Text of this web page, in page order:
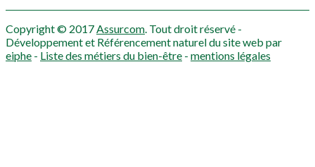
Copyright © 2017Assurcom. Tout droit réservé -
Développement et Référencement naturel du site web par
eiphe - Liste des métiers du bien-être - mentions légales